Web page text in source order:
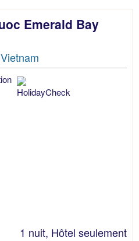
Emerald Bay
1 nuit, Hôtel seulement